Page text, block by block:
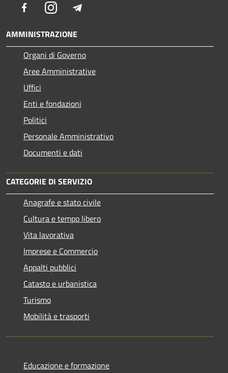
FacebookInstagram
AMMINISTRAZIONE
Organi di Governo
Aree Amministrative
Uffici
Enti e fondazioni
Politici
Personale Amministrativo
Documenti e dati
CATEGORIE DI SERVIZIO
Anagrafe e stato civile
Cultura e tempo libero
Vita lavorativa
Imprese e Commercio
Appalti pubblici
Catasto e urbanistica
Turismo
Mobilità e trasporti
Educazione e formazione